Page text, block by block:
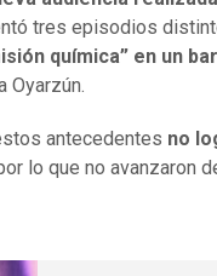
tres episodios
química” en un bar
Oyarzún.
antecedentes no
lo que no avanzaron